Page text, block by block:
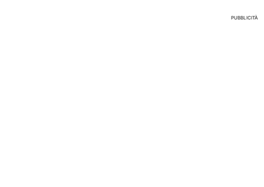
PUBBLICITÀ